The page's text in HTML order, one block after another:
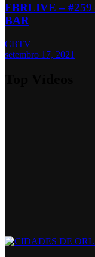
FBRLIVE –
BAR
CBTV
setembro 17, 2021